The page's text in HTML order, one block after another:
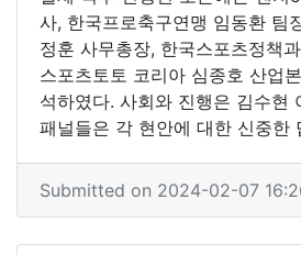
사, 한국프로축구연맹 임동환 팀
정훈 사무총장, 한국스포츠정책
스포츠토토 코리아 심종호 산업
석하였다. 사회와 진행은 김수현
패널들은 각 현안에 대한 신중한
Submitted on 2024-02-07